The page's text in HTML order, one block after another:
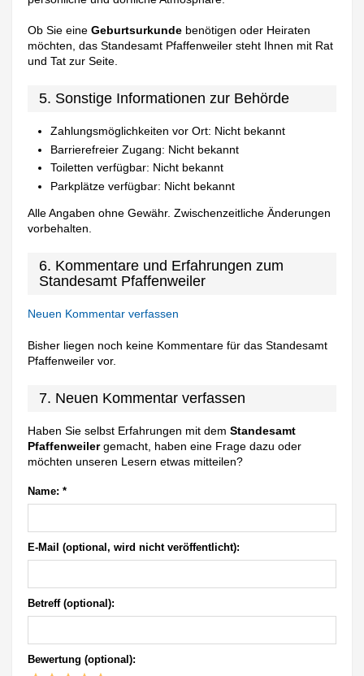
Ob Sie eineGeburtsurkunde benötigen oder Heiraten
möchten, das Standesamt Pfaffenweiler steht Ihnen mit Rat
und Tat zur Seite.
5. Sonstige Informationen zur Behörde
Zahlungsmöglichkeiten vor Ort: Nicht bekannt
Barrierefreier Zugang: Nicht bekannt
Toiletten verfügbar: Nicht bekannt
Parkplätze verfügbar: Nicht bekannt
Alle Angaben ohne Gewähr. Zwischenzeitliche Änderungen
vorbehalten.
6. Kommentare und Erfahrungen zum
Standesamt Pfaffenweiler
Neuen Kommentar verfassen
Bisher liegen noch keine Kommentare für das Standesamt
Pfaffenweiler vor.
7. Neuen Kommentar verfassen
Haben Sie selbst Erfahrungen mit demStandesamt
Pfaffenweilergemacht, haben eine Frage dazu oder
möchten unseren Lesern etwas mitteilen?
Name: *
E-Mail (optional, wird nicht veröffentlicht):
Betreff (optional):
Bewertung (optional):